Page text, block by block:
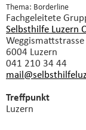
Thema: Borderline
Fachgeleitete
Selbsthilfe Luzern
Weggismattstrasse
6004 Luzern
041 210 34 44
Treffpunkt
Luzern